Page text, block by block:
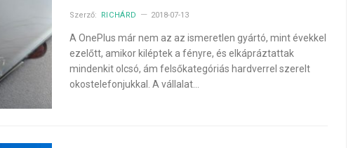
Szerző: RICHÁRD 2018-07-13
A OnePlus már nem az az ismeretlen gyártó, mint évekkel
ezelőtt, amikor kiléptek a fényre, és elkápráztattak
mindenkit olcsó, ám felsőkategóriás hardverrel szerelt
okostelefonjukkal. A vállalat…